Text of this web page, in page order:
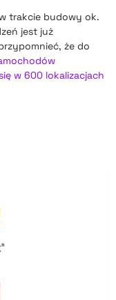
trakcie budowy ok.
jest już
że do
w 600 lokalizacjach